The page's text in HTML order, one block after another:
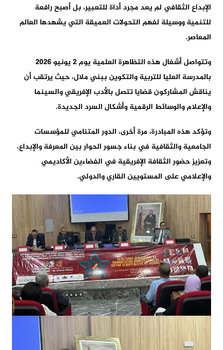
الإبداع الثقافي لم يعد مجرد أداة للتعبير، بل أصبح رافعة
للتنمية ووسيلة لفهم التحولات العميقة التي يشهدها العالم
المعاصر.
وتتواصل أشغال هذه التظاهرة العلمية يوم 2 يونيو 2026
بالمدرسة العليا للتربية والتكوين ببني ملال، حيث يرتقب أن
يناقش المشاركون قضايا تتصل بالأدب الإفريقي والسينما
والإعلام والوسائط الرقمية وأشكال السرد الجديدة.
وتؤكد هذه المبادرة، مرة أخرى، الدور المتنامي للمؤسسات
الجامعية والثقافية في بناء جسور الحوار بين المعرفة والإبداع،
وتعزيز حضور الثقافة الإفريقية في الفضاءين الأكاديمي
والإعلامي على المستويين القاري والدولي.